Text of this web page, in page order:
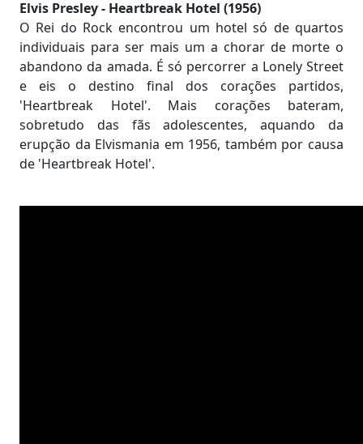
Elvis Presley - Heartbreak Hotel (1956)
O Rei do Rock encontrou um hotel só de quartos
individuais para ser mais um a chorar de morte o
abandono da amada. É só percorrer a Lonely Street
e eis o destino final dos corações partidos,
'Heartbreak Hotel'. Mais corações bateram,
sobretudo das fãs adolescentes, aquando da
erupção da Elvismania em 1956, também por causa
de 'Heartbreak Hotel'.